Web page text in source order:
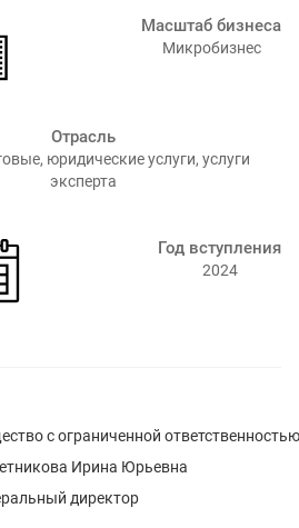
Масштаб бизнеса
Микробизнес
Отрасль
юридические услуги, услуги
эксперта
Год вступления
2024
с ограниченной ответственностью
Ирина Юрьевна
директор